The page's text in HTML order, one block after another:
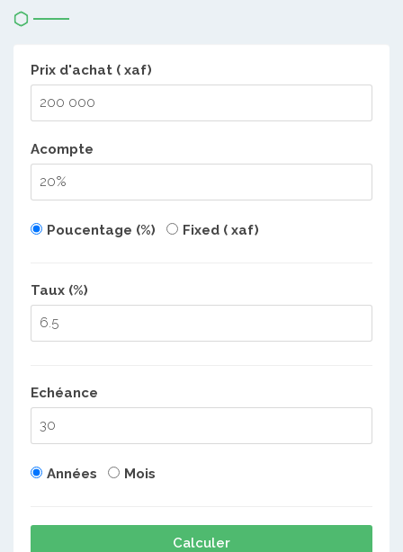
Prix d'achat ( xaf)
Acompte
Poucentage (%) Fixed ( xaf)
Taux (%)
Echéance
Années Mois
Calculer